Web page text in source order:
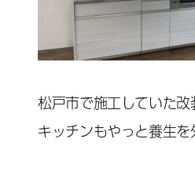
松戸市で施工していた
キッチンもやっと養生を